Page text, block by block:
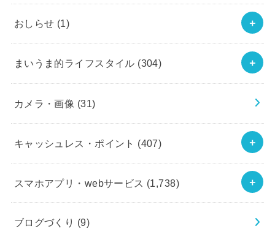
おしらせ (1)
まいうま的ライフスタイル (304)
カメラ・画像 (31)
キャッシュレス・ポイント (407)
スマホアプリ・webサービス (1,738)
ブログづくり (9)